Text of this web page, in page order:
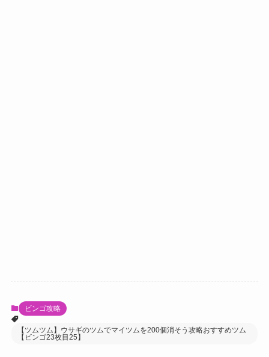
ビンゴ攻略
【ツムツム】ウサギのツムでマイツムを200個消そう攻略おすすめツム
【ビンゴ23枚目25】